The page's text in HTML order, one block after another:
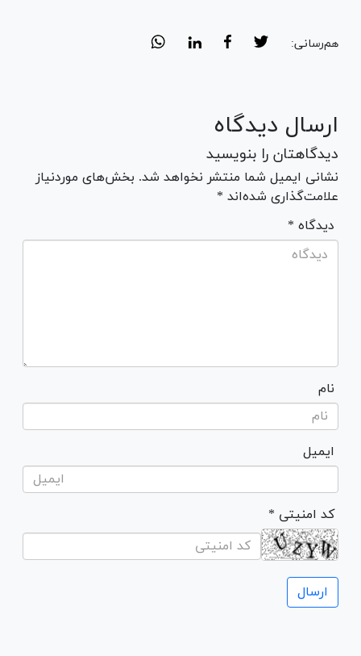
هم‌رسانی:
ارسال دیدگاه
دیدگاهتان را بنویسید
نشانی ایمیل شما منتشر نخواهد شد. بخش‌های موردنیاز
علامت‌گذاری شده‌اند *
* دیدگاه
نام
ایمیل
* کد امنیتی